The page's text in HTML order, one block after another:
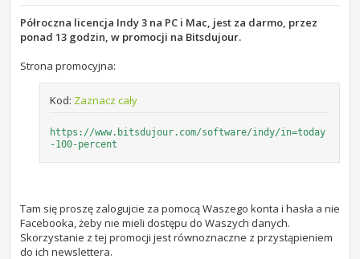
o
s
Półroczna licencja Indy 3 na PC i Mac, jest za darmo, przez
ponad 13 godzin, w promocji na Bitsdujour.
Strona promocyjna:
Kod: Zaznacz cały
https://www.bitsdujour.com/software/indy/in=today
-100-percent
Tam się proszę zalogujcie za pomocą Waszego konta i hasła a nie
Facebooka, żeby nie mieli dostępu do Waszych danych.
Skorzystanie z tej promocji jest równoznaczne z przystąpieniem
do ich newslettera.